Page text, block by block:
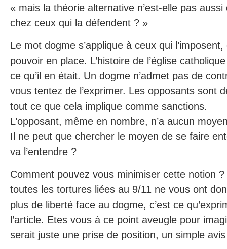
« mais la théorie alternative n’est-elle pas
chez ceux qui la défendent ? »
Le mot dogme s’applique à ceux qui l’imposent,
pouvoir en place. L’histoire de l’église
ce qu’il en était. Un dogme n’admet pas de
vous tentez de l’exprimer. Les opposants sont
tout ce que cela implique comme sanctions.
L’opposant, même en nombre, n’a aucun
Il ne peut que chercher le moyen de se faire
va l’entendre ?
Comment pouvez vous minimiser cette notion
toutes les tortures liées au 9/11 ne vous ont
plus de liberté face au dogme, c’est ce
l’article. Etes vous à ce point aveugle pour
serait juste une prise de position, un simple